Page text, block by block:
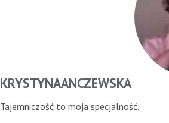
KRYSTYNAANCZEWSKA
Tajemniczość to moja specjalność.